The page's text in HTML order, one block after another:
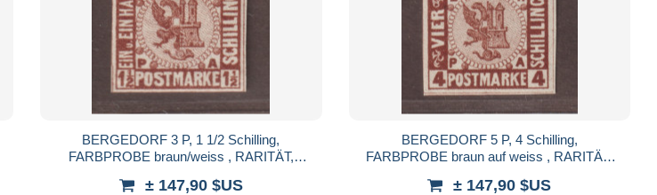
BERGEDORF 3 P, 1 1/2 Schilling,
FARBPROBE braun/weiss , RARITÄT,
± 147,90 $US
BERGEDORF 5 P, 4 Schilling,
FARBPROBE braun auf weiss , RARITÄT,
± 147,90 $US